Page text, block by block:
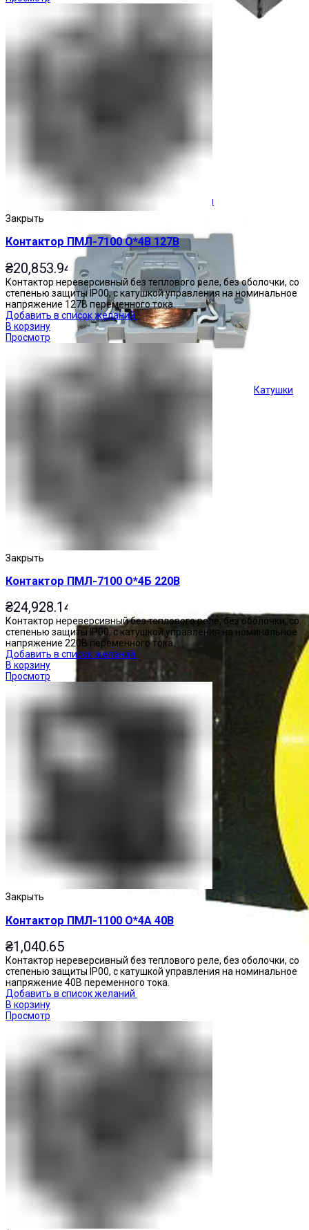
Ограничители перенапряжения
Катушки
Закрыть
Контактор ПМЛ-7100 О*4В 127В
₴20,853.94
Контактор нереверсивный без теплового реле, без оболочки, со
степенью защиты IP00, с катушкой управления на номинальное
напряжение 127В переменного тока.
Добавить в список желаний
В корзину
Просмотр
Закрыть
Контактор ПМЛ-7100 О*4Б 220В
₴24,928.14
Контактор нереверсивный без теплового реле, без оболочки, со
степенью защиты IP00, с катушкой управления на номинальное
напряжение 220В переменного тока.
Добавить в список желаний
В корзину
Просмотр
Закрыть
Контактор ПМЛ-1100 О*4А 40В
₴1,040.65
Контактор нереверсивный без теплового реле, без оболочки, со
степенью защиты IP00, с катушкой управления на номинальное
напряжение 40В переменного тока.
Добавить в список желаний
В корзину
Просмотр